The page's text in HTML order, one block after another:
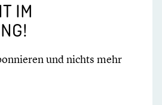
IM
und nichts mehr